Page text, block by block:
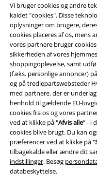
Vi bruger cookies og andre
kaldet "cookies". Disse
oplysninger om brugere,
cookies placeres af os, mens
vores partnere bruger
sikkerheden af ​​vores
shoppingoplevelse, samt
(f.eks. personlige annoncer)
og på tredjepartswebsteder
med partnere, der er
henhold til gældende EU-
cookies fra os og vores
ved at klikke på "Afvis alle" - i
cookies blive brugt. Du kan
præferencer ved at klikke på "
tilbagekalde eller ændre dit
indstillinger. Besøg
databeskyttelse.
Juridisk
Salgs-, medlems- &
Om EMP Danmark
Persondatapolitik
Bortskaffelse af affald og
Overensstemmelseserklæring